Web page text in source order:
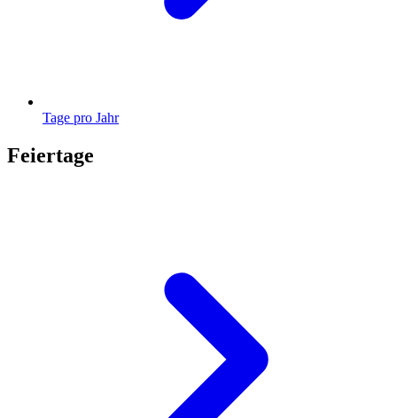
Tage pro Jahr
Feiertage